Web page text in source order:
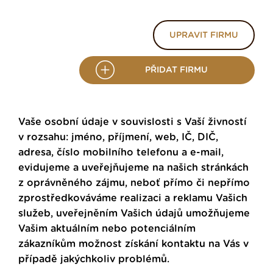
UPRAVIT FIRMU
PŘIDAT FIRMU
Vaše osobní údaje v souvislosti s Vaší živností
v rozsahu: jméno, příjmení, web, IČ, DIČ,
adresa, číslo mobilního telefonu a e-mail,
evidujeme a uveřejňujeme na našich stránkách
z oprávněného zájmu, neboť přímo či nepřímo
zprostředkováváme realizaci a reklamu Vašich
služeb, uveřejněním Vašich údajů umožňujeme
Vašim aktuálním nebo potenciálním
zákazníkům možnost získání kontaktu na Vás v
případě jakýchkoliv problémů.